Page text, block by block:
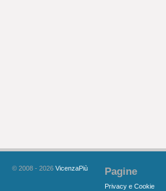
© 2008 - 2026 VicenzaPiù Pagine
Privacy e Cookie